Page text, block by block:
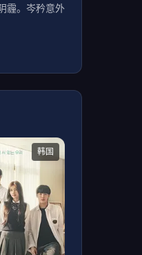
霾。岑矜意外
韩国